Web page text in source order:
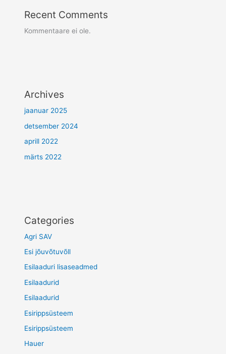
Recent Comments
Kommentaare ei ole.
Archives
jaanuar 2025
detsember 2024
aprill 2022
märts 2022
Categories
Agri SAV
Esi jõuvõtuvõll
Esilaaduri lisaseadmed
Esilaadurid
Esilaadurid
Esirippsüsteem
Esirippsüsteem
Hauer